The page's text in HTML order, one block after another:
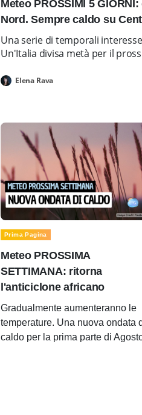
Meteo PROSSIMI 5
Nord. Sempre caldo su
Una serie di temporali
Un'Italia divisa metà per il
Elena Rava
Prima Pagina
Meteo PROSSIMA
SETTIMANA: ritorna
l'anticiclone africano
Gradualmente aumenteranno le
temperature. Una nuova ondata
caldo per la prima parte di